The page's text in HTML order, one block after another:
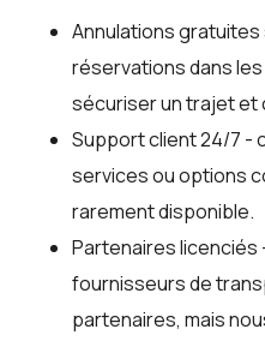
Annulations gratuites
réservations dans
sécuriser un trajet et
Support client 24/7 -
services ou options
rarement disponible.
Partenaires licenciés
fournisseurs de
partenaires, mais